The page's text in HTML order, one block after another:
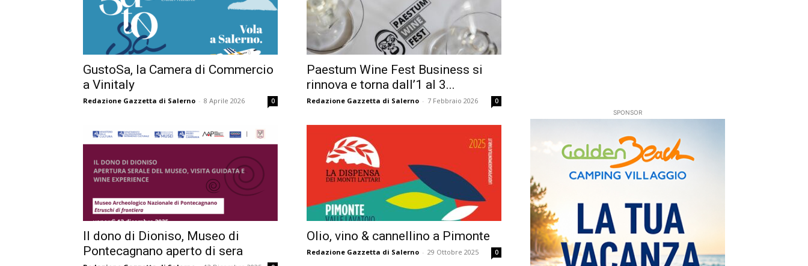
GustoSa, la Camera di Commercio
a Vinitaly
Redazione Gazzetta di Salerno - 8 Aprile 2026 0
Paestum Wine Fest Business si
rinnova e torna dall’1 al 3...
Redazione Gazzetta di Salerno - 7 Febbraio 2026 0
Il dono di Dioniso, Museo di
Pontecagnano aperto di sera
Olio, vino & cannellino a Pimonte
Redazione Gazzetta di Salerno - 29 Ottobre 2025 0
SPONSOR